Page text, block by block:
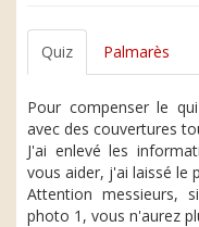
Quiz Palmarès
Pour compenser le
avec des couvertures
J'ai enlevé les
vous aider, j'ai laissé le
Attention messieurs,
photo 1, vous n'aurez